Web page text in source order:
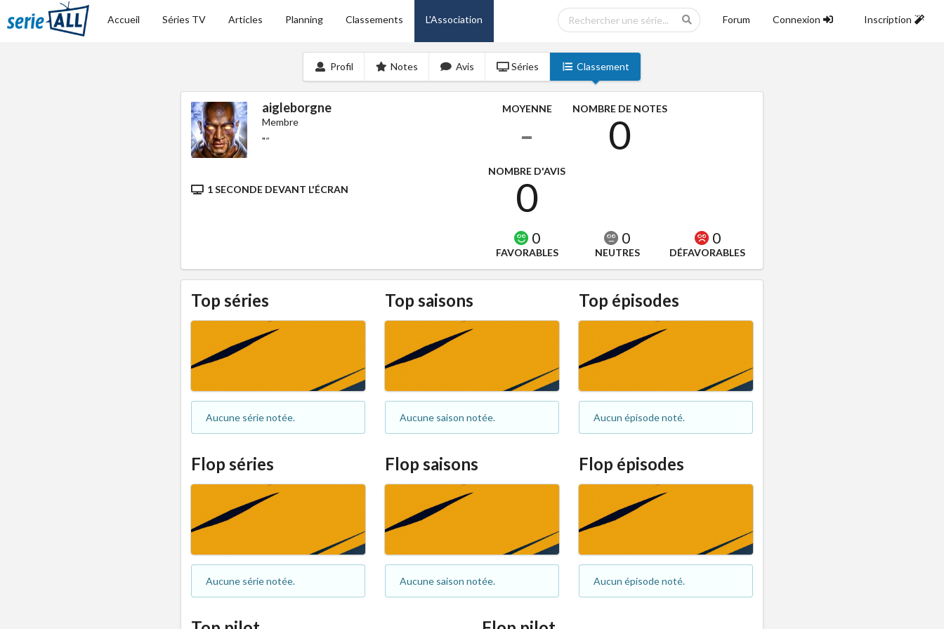
Accueil Séries TV Articles Planning Classements L'Association Forum Connexion Inscription
Profil Notes Avis Séries Classement
aigleborgne
Membre
""
1 SECONDE DEVANT L'ÉCRAN
MOYENNE
-
NOMBRE DE NOTES
0
NOMBRE D'AVIS
0
0
FAVORABLES
0
NEUTRES
0
DÉFAVORABLES
Top séries
Aucune série notée.
Top saisons
Aucune saison notée.
Top épisodes
Aucun épisode noté.
Flop séries
Aucune série notée.
Flop saisons
Aucune saison notée.
Flop épisodes
Aucun épisode noté.